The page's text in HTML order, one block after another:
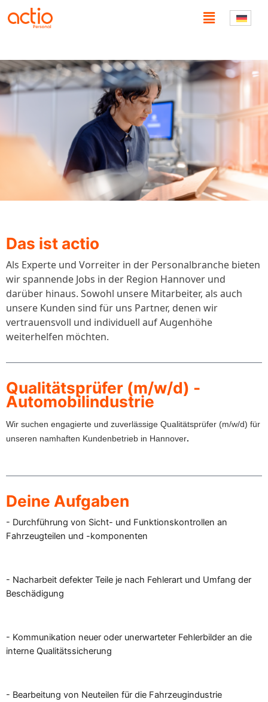
Inhalt
Main
Menu
Das ist actio
Als Experte und Vorreiter in der Personalbranche bieten
wir spannende Jobs in der Region Hannover und
darüber hinaus. Sowohl unsere Mitarbeiter, als auch
unsere Kunden sind für uns Partner, denen wir
vertrauensvoll und individuell auf Augenhöhe
weiterhelfen möchten.
Qualitätsprüfer (m/w/d) -
Automobilindustrie
Wir suchen engagierte und zuverlässige Qualitätsprüfer (m/w/d) für
unseren namhaften Kundenbetrieb in Hannover.
Deine Aufgaben
- Durchführung von Sicht- und Funktionskontrollen an
Fahrzeugteilen und -komponenten
- Nacharbeit defekter Teile je nach Fehlerart und Umfang der
Beschädigung
- Kommunikation neuer oder unerwarteter Fehlerbilder an die
interne Qualitätssicherung
- Bearbeitung von Neuteilen für die Fahrzeugindustrie